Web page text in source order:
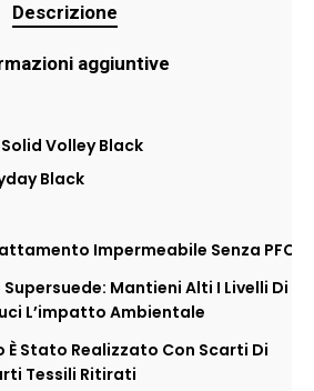
Descrizione
aggiuntive
Solid Volley Black
Black
Impermeabile Senza PFC
Supersuede: Mantieni Alti I Livelli Di
L’impatto Ambientale
Stato Realizzato Con Scarti Di
Tessili Ritirati